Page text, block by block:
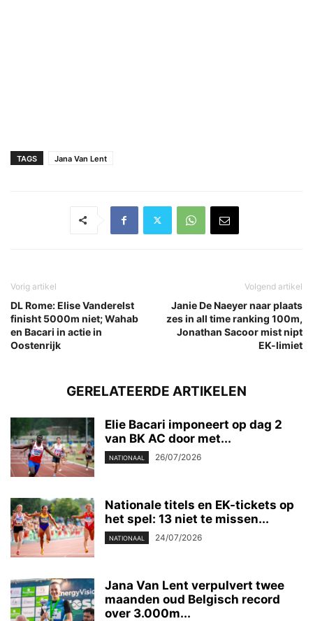
TAGS Jana Van Lent
Vorig artikel
DL Rome: Elise Vanderelst
finisht 5000m niet; Wahab
en Bacari in actie in
Oostenrijk
Volgend artikel
Janie De Naeyer naar plaats
zes in all time ranking 100m,
Jonathan Sacoor mist nipt
EK-limiet
GERELATEERDE ARTIKELEN
Elie Bacari imponeert op dag 2
van BK AC door met...
NATIONAAL 26/07/2026
Nationale titels en EK-tickets op
het spel: 13 niet te missen...
NATIONAAL 24/07/2026
Jana Van Lent verpulvert twee
maanden oud Belgisch record
over 3.000m...